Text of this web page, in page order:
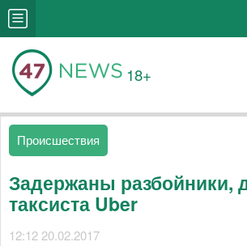
18+
Происшествия
Задержаны разбойники,
таксиста Uber
12:12 20.02.2017